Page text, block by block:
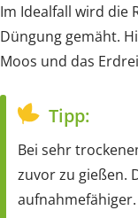
Im Idealfall wird die
Düngung gemäht.
Moos und das
Tipp:
Bei sehr
zuvor zu gießen.
aufnahmefähiger.